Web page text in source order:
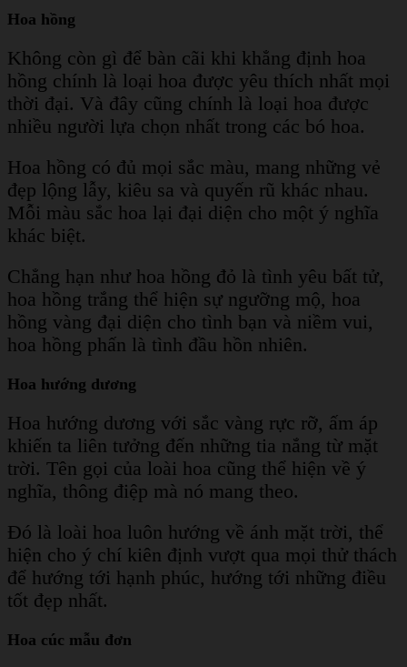
Hoa hồng
Không còn gì để bàn cãi khi khẳng định hoa
hồng chính là loại hoa được yêu thích nhất mọi
thời đại. Và đây cũng chính là loại hoa được
nhiều người lựa chọn nhất trong các bó hoa.
Hoa hồng có đủ mọi sắc màu, mang những vẻ
đẹp lộng lẫy, kiêu sa và quyến rũ khác nhau.
Mỗi màu sắc hoa lại đại diện cho một ý nghĩa
khác biệt.
Chẳng hạn như hoa hồng đỏ là tình yêu bất tử,
hoa hồng trắng thể hiện sự ngưỡng mộ, hoa
hồng vàng đại diện cho tình bạn và niềm vui,
hoa hồng phấn là tình đầu hồn nhiên.
Hoa hướng dương
Hoa hướng dương với sắc vàng rực rỡ, ấm áp
khiến ta liên tưởng đến những tia nắng từ mặt
trời. Tên gọi của loài hoa cũng thể hiện về ý
nghĩa, thông điệp mà nó mang theo.
Đó là loài hoa luôn hướng về ánh mặt trời, thể
hiện cho ý chí kiên định vượt qua mọi thử thách
để hướng tới hạnh phúc, hướng tới những điều
tốt đẹp nhất.
Hoa cúc mẫu đơn